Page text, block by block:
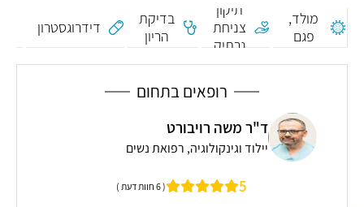
מולד,
פגם
מלידה,
תיקון
צניחת
נרתיק
בדיקת
הריון
דידרוגסטרון
רופאים בתחום
ד"ר משה רויבורט
יילוד וגינקולוגיה, רפואת נשים
( 6 חוות דעת )